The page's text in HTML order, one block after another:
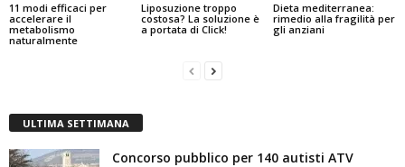
11 modi efficaci per
accelerare il
metabolismo
naturalmente
Liposuzione troppo
costosa? La soluzione è
a portata di Click!
Dieta mediterranea:
rimedio alla fragilità per
gli anziani
ULTIMA SETTIMANA
Concorso pubblico per 140 autisti ATV